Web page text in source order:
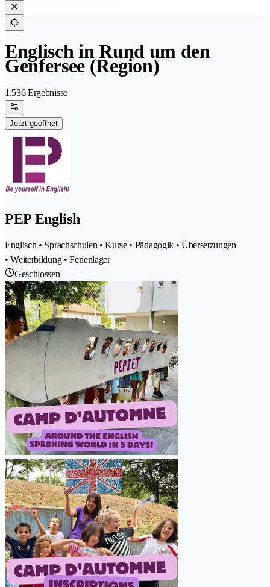
Englisch in Rund um den
Genfersee (Region)
1.536 Ergebnisse
Jetzt geöffnet
PEP English
Englisch • Sprachschulen • Kurse • Pädagogik • Übersetzungen
• Weiterbildung • Ferienlager
Geschlossen